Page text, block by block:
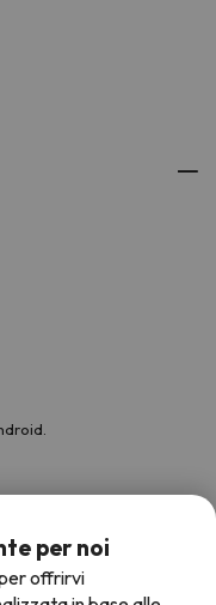
per noi
offrirvi